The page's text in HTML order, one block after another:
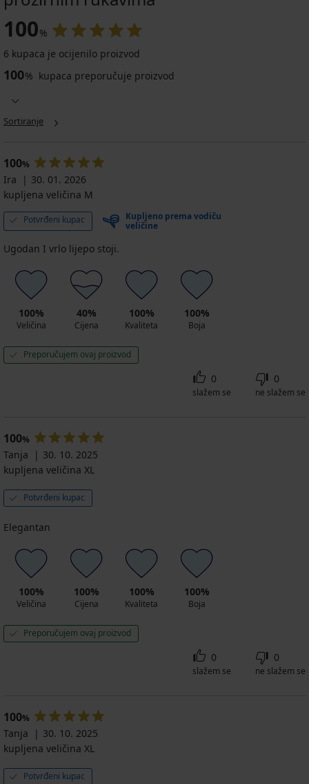
100%
6 kupaca je ocijenilo proizvod
100% kupaca preporučuje proizvod
Sortiranje
100%
Ira
30. 01. 2026
kupljena veličina M
Potvrđeni kupac
Kupljeno prema vodiču
veličine
Ugodan I vrlo lijepo stoji.
100%
Veličina
40%
Cijena
100%
Kvaliteta
100%
Boja
Preporučujem ovaj proizvod
0
slažem se
0
ne slažem se
100%
Tanja
30. 10. 2025
kupljena veličina XL
Potvrđeni kupac
Elegantan
100%
Veličina
100%
Cijena
100%
Kvaliteta
100%
Boja
Preporučujem ovaj proizvod
0
slažem se
0
ne slažem se
100%
Tanja
30. 10. 2025
kupljena veličina XL
Potvrđeni kupac